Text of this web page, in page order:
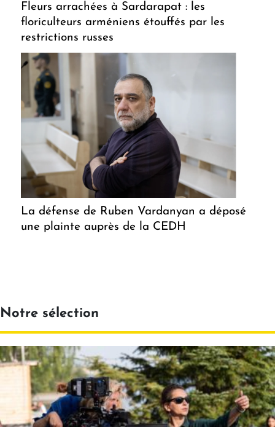
Fleurs arrachées à Sardarapat : les
floriculteurs arméniens étouffés par les
restrictions russes
La défense de Ruben Vardanyan a déposé
une plainte auprès de la CEDH
Notre sélection